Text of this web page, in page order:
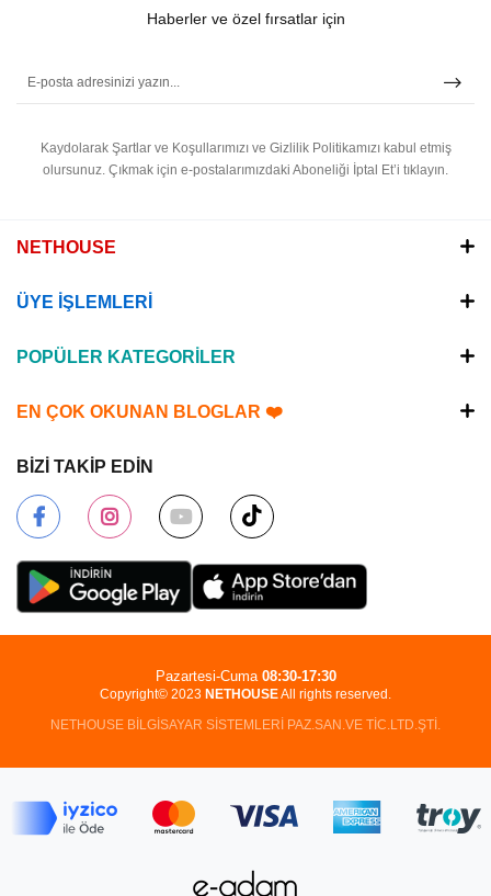
Haberler ve özel fırsatlar için
Kaydolarak Şartlar ve Koşullarımızı ve Gizlilik Politikamızı kabul etmiş
olursunuz. Çıkmak için e-postalarımızdaki Aboneliği İptal Et’i tıklayın.
NETHOUSE
ÜYE İŞLEMLERİ
POPÜLER KATEGORİLER
EN ÇOK OKUNAN BLOGLAR ❤️
BİZİ TAKİP EDİN
Copyright© 2023 NETHOUSEAll rights reserved.
NETHOUSE BİLGİSAYAR SİSTEMLERİ PAZ.SAN.VE TİC.LTD.ŞTİ.
Pazartesi-Cuma 08:30-17:30